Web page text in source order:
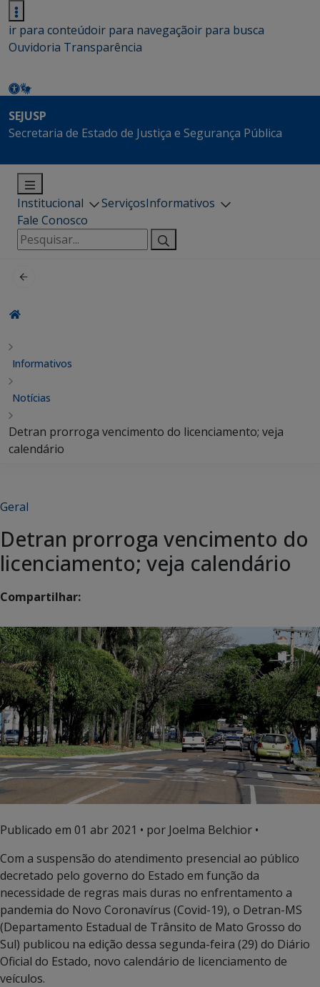
ir para conteúdoir para navegaçãoir para busca
Ouvidoria Transparência
SEJUSP
Secretaria de Estado de Justiça e Segurança Pública
Institucional ServiçosInformativos
Fale Conosco
Pesquisar
por:
Informativos
Notícias
Detran prorroga vencimento do licenciamento; veja
calendário
Geral
Detran prorroga vencimento do
licenciamento; veja calendário
Compartilhar:
Publicado em 01 abr 2021 • por Joelma Belchior •
Com a suspensão do atendimento presencial ao público
decretado pelo governo do Estado em função da
necessidade de regras mais duras no enfrentamento a
pandemia do Novo Coronavírus (Covid-19), o Detran-MS
(Departamento Estadual de Trânsito de Mato Grosso do
Sul) publicou na edição dessa segunda-feira (29) do Diário
Oficial do Estado, novo calendário de licenciamento de
veículos.